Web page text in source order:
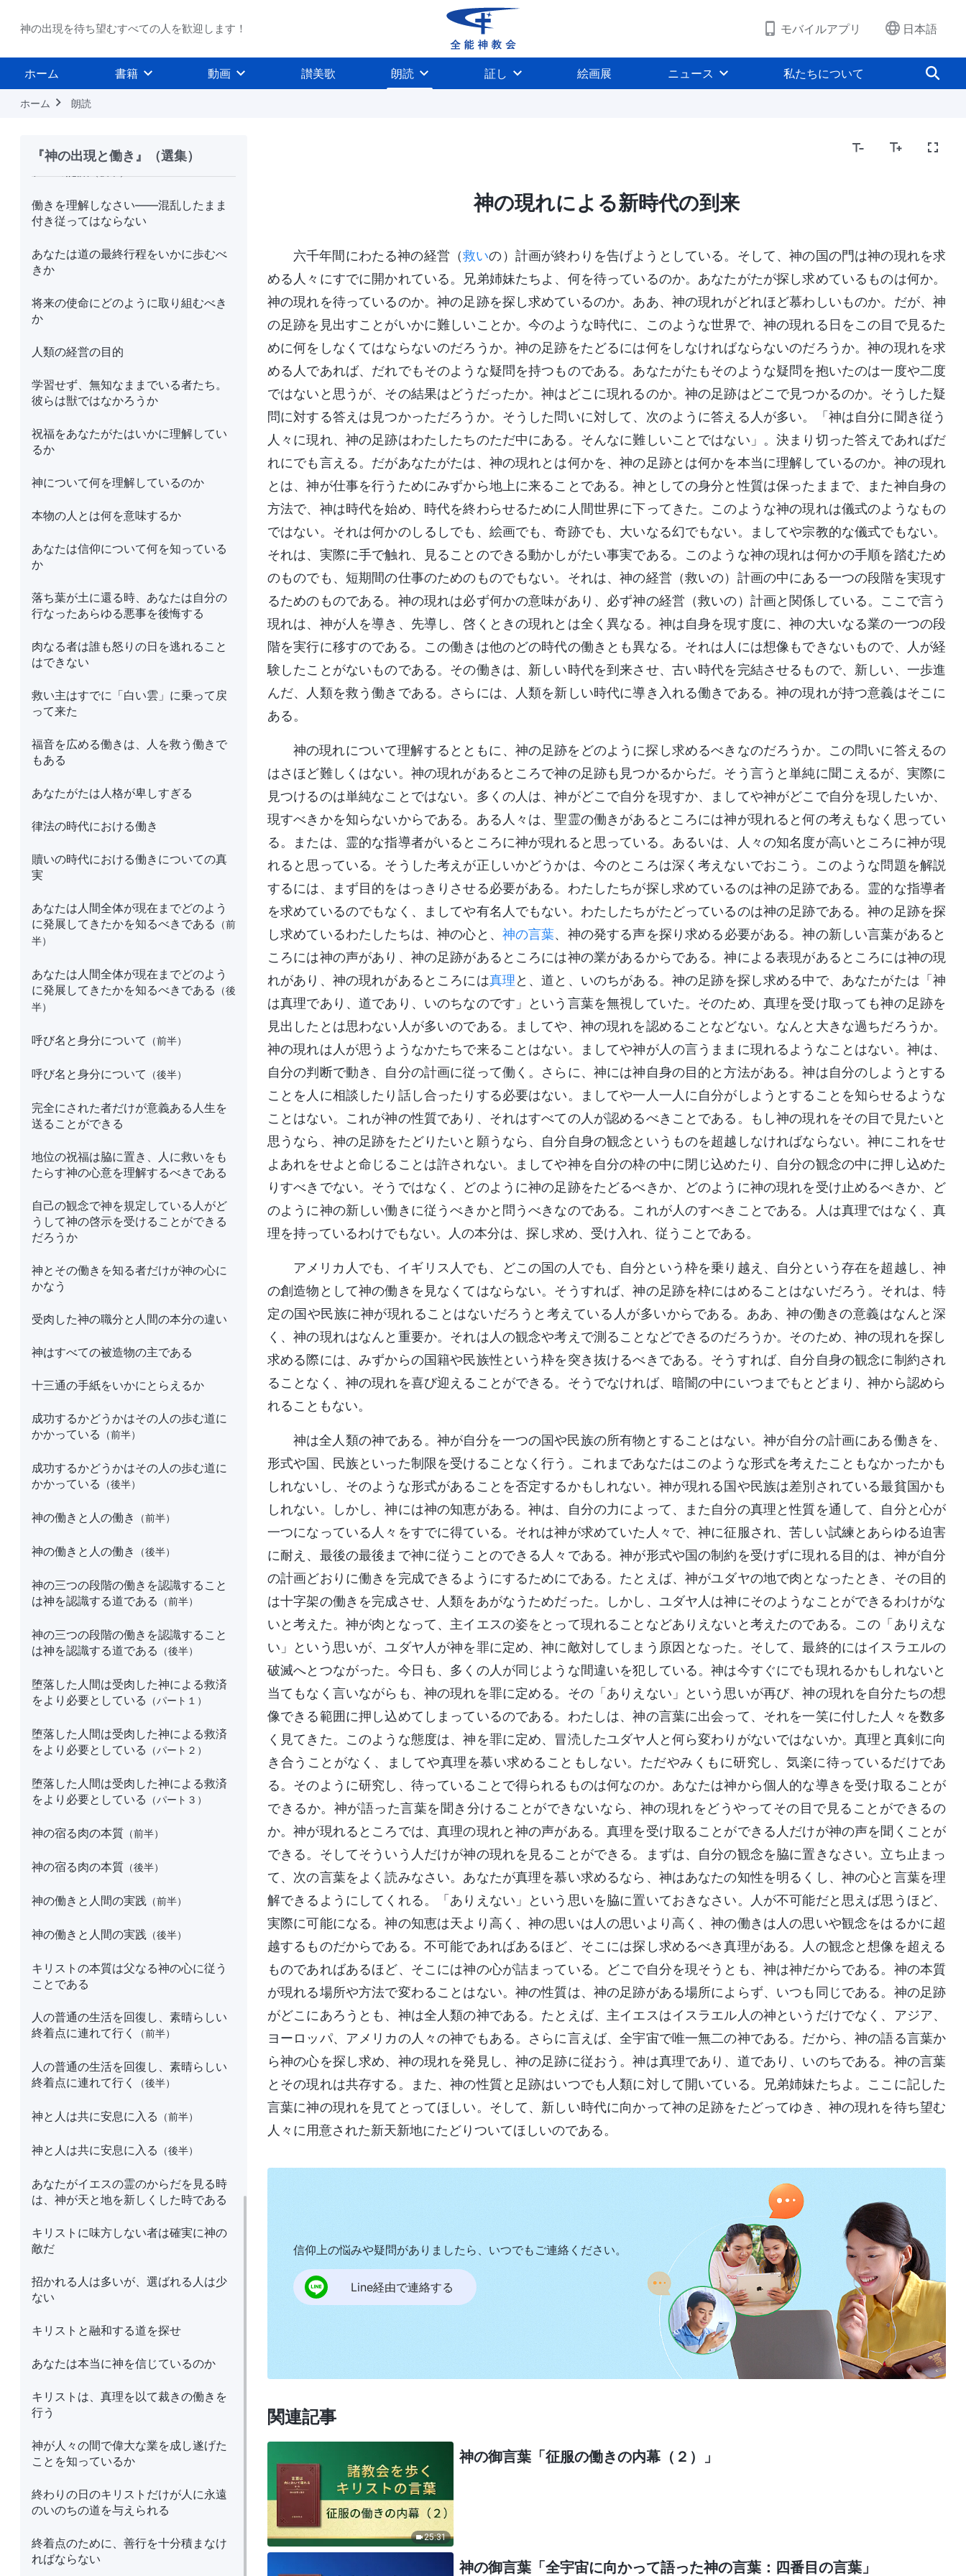
神の出現を待ち望むすべての人を歓迎します！ モバイルアプリ 日本語
ホーム 書籍 動画 讃美歌 朗読 証し 絵画展 ニュース 私たちについて
ホーム 朗読
『神の出現と働き』（選集）
イスラエルの民のように神に仕える
ペテロの経験──刑罰と裁きに関するペ
ペテロの経験──刑罰と裁きに関するペ
働きを理解しなさい――混乱したまま
付き従ってはならない
あなたは道の最終行程をいかに歩むべ
きか
将来の使命にどのように取り組むべき
か
人類の経営の目的
学習せず、無知なままでいる者たち。
彼らは獣ではなかろうか
祝福をあなたがたはいかに理解してい
るか
神について何を理解しているのか
本物の人とは何を意味するか
あなたは信仰について何を知っている
か
落ち葉が土に還る時、あなたは自分の
行なったあらゆる悪事を後悔する
肉なる者は誰も怒りの日を逃れること
はできない
救い主はすでに「白い雲」に乗って戻
って来た
福音を広める働きは、人を救う働きで
もある
あなたがたは人格が卑しすぎる
律法の時代における働き
贖いの時代における働きについての真
実
あなたは人間全体が現在までどのよう
に発展してきたかを知るべきである
（前
半）
あなたは人間全体が現在までどのよう
に発展してきたかを知るべきである
（後
半）
呼び名と身分について （前半）
呼び名と身分について （後半）
完全にされた者だけが意義ある人生を
送ることができる
地位の祝福は脇に置き、人に救いをも
たらす神の心意を理解するべきである
自己の観念で神を規定している人がど
うして神の啓示を受けることができる
だろうか
神とその働きを知る者だけが神の心に
かなう
受肉した神の職分と人間の本分の違い
神はすべての被造物の主である
十三通の手紙をいかにとらえるか
成功するかどうかはその人の歩む道に
かかっている
（前半）
成功するかどうかはその人の歩む道に
かかっている
（後半）
神の働きと人の働き （前半）
神の働きと人の働き （後半）
神の三つの段階の働きを認識すること
は神を認識する道である
（前半）
神の三つの段階の働きを認識すること
は神を認識する道である
（後半）
堕落した人間は受肉した神による救済
をより必要としている
（パート１）
堕落した人間は受肉した神による救済
をより必要としている
（パート２）
堕落した人間は受肉した神による救済
をより必要としている
（パート３）
神の宿る肉の本質 （前半）
神の宿る肉の本質 （後半）
神の働きと人間の実践 （前半）
神の働きと人間の実践 （後半）
キリストの本質は父なる神の心に従う
ことである
人の普通の生活を回復し、素晴らしい
終着点に連れて行く
（前半）
人の普通の生活を回復し、素晴らしい
終着点に連れて行く
（後半）
神と人は共に安息に入る （前半）
神と人は共に安息に入る （後半）
あなたがイエスの霊のからだを見る時
は、神が天と地を新しくした時である
キリストに味方しない者は確実に神の
敵だ
招かれる人は多いが、選ばれる人は少
ない
キリストと融和する道を探せ
あなたは本当に神を信じているのか
キリストは、真理を以て裁きの働きを
行う
神が人々の間で偉大な業を成し遂げた
ことを知っているか
終わりの日のキリストだけが人に永遠
のいのちの道を与えられる
終着点のために、善行を十分積まなけ
ればならない
神の現れによる新時代の到来
六千年間にわたる神の経営（救いの）計画が終わりを告げようとしている。そして、神の国の門は神の現れを求
める人々にすでに開かれている。兄弟姉妹たちよ、何を待っているのか。あなたがたが探し求めているものは何か。
神の現れを待っているのか。神の足跡を探し求めているのか。ああ、神の現れがどれほど慕わしいものか。だが、神
の足跡を見出すことがいかに難しいことか。今のような時代に、このような世界で、神の現れる日をこの目で見るた
めに何をしなくてはならないのだろうか。神の足跡をたどるには何をしなければならないのだろうか。神の現れを求
める人であれば、だれでもそのような疑問を持つものである。あなたがたもそのような疑問を抱いたのは一度や二度
ではないと思うが、その結果はどうだったか。神はどこに現れるのか。神の足跡はどこで見つかるのか。そうした疑
問に対する答えは見つかっただろうか。そうした問いに対して、次のように答える人が多い。「神は自分に聞き従う
人々に現れ、神の足跡はわたしたちのただ中にある。そんなに難しいことではない」。決まり切った答えであればだ
れにでも言える。だがあなたがたは、神の現れとは何かを、神の足跡とは何かを本当に理解しているのか。神の現れ
とは、神が仕事を行うためにみずから地上に来ることである。神としての身分と性質は保ったままで、また神自身の
方法で、神は時代を始め、時代を終わらせるために人間世界に下ってきた。このような神の現れは儀式のようなもの
ではない。それは何かのしるしでも、絵画でも、奇跡でも、大いなる幻でもない。ましてや宗教的な儀式でもない。
それは、実際に手で触れ、見ることのできる動かしがたい事実である。このような神の現れは何かの手順を踏むため
のものでも、短期間の仕事のためのものでもない。それは、神の経営（救いの）計画の中にある一つの段階を実現す
るためのものである。神の現れは必ず何かの意味があり、必ず神の経営（救いの）計画と関係している。ここで言う
現れは、神が人を導き、先導し、啓くときの現れとは全く異なる。神は自身を現す度に、神の大いなる業の一つの段
階を実行に移すのである。この働きは他のどの時代の働きとも異なる。それは人には想像もできないもので、人が経
験したことがないものである。その働きは、新しい時代を到来させ、古い時代を完結させるもので、新しい、一歩進
んだ、人類を救う働きである。さらには、人類を新しい時代に導き入れる働きである。神の現れが持つ意義はそこに
ある。
神の現れについて理解するとともに、神の足跡をどのように探し求めるべきなのだろうか。この問いに答えるの
はさほど難しくはない。神の現れがあるところで神の足跡も見つかるからだ。そう言うと単純に聞こえるが、実際に
見つけるのは単純なことではない。多くの人は、神がどこで自分を現すか、ましてや神がどこで自分を現したいか、
現すべきかを知らないからである。ある人々は、聖霊の働きがあるところには神が現れると何の考えもなく思ってい
る。または、霊的な指導者がいるところに神が現れると思っている。あるいは、人々の知名度が高いところに神が現
れると思っている。そうした考えが正しいかどうかは、今のところは深く考えないでおこう。このような問題を解説
するには、まず目的をはっきりさせる必要がある。わたしたちが探し求めているのは神の足跡である。霊的な指導者
を求めているのでもなく、ましてや有名人でもない。わたしたちがたどっているのは神の足跡である。神の足跡を探
し求めているわたしたちは、神の心と、 神の言葉、神の発する声を探り求める必要がある。神の新しい言葉があると
ころには神の声があり、神の足跡があるところには神の業があるからである。神による表現があるところには神の現
れがあり、神の現れがあるところには真理と、道と、いのちがある。神の足跡を探し求める中で、あなたがたは「神
は真理であり、道であり、いのちなのです」という言葉を無視していた。そのため、真理を受け取っても神の足跡を
見出したとは思わない人が多いのである。ましてや、神の現れを認めることなどない。なんと大きな過ちだろうか。
神の現れは人が思うようなかたちで来ることはない。ましてや神が人の言うままに現れるようなことはない。神は、
自分の判断で動き、自分の計画に従って働く。さらに、神には神自身の目的と方法がある。神は自分のしようとする
ことを人に相談したり話し合ったりする必要はない。ましてや一人一人に自分がしようとすることを知らせるような
ことはない。これが神の性質であり、それはすべての人が認めるべきことである。もし神の現れをその目で見たいと
思うなら、神の足跡をたどりたいと願うなら、自分自身の観念というものを超越しなければならない。神にこれをせ
よあれをせよと命じることは許されない。ましてや神を自分の枠の中に閉じ込めたり、自分の観念の中に押し込めた
りすべきでない。そうではなく、どのように神の足跡をたどるべきか、どのように神の現れを受け止めるべきか、ど
のように神の新しい働きに従うべきかと問うべきなのである。これが人のすべきことである。人は真理ではなく、真
理を持っているわけでもない。人の本分は、探し求め、受け入れ、従うことである。
アメリカ人でも、イギリス人でも、どこの国の人でも、自分という枠を乗り越え、自分という存在を超越し、神
の創造物として神の働きを見なくてはならない。そうすれば、神の足跡を枠にはめることはないだろう。それは、特
定の国や民族に神が現れることはないだろうと考えている人が多いからである。ああ、神の働きの意義はなんと深
く、神の現れはなんと重要か。それは人の観念や考えで測ることなどできるのだろうか。そのため、神の現れを探し
求める際には、みずからの国籍や民族性という枠を突き抜けるべきである。そうすれば、自分自身の観念に制約され
ることなく、神の現れを喜び迎えることができる。そうでなければ、暗闇の中にいつまでもとどまり、神から認めら
れることもない。
神は全人類の神である。神が自分を一つの国や民族の所有物とすることはない。神が自分の計画にある働きを、
形式や国、民族といった制限を受けることなく行う。これまであなたはこのような形式を考えたこともなかったかも
しれないし、そのような形式があることを否定するかもしれない。神が現れる国や民族は差別されている最貧国かも
しれない。しかし、神には神の知恵がある。神は、自分の力によって、また自分の真理と性質を通して、自分と心が
一つになっている人々をすでに得ている。それは神が求めていた人々で、神に征服され、苦しい試練とあらゆる迫害
に耐え、最後の最後まで神に従うことのできる人々である。神が形式や国の制約を受けずに現れる目的は、神が自分
の計画どおりに働きを完成できるようにするためにである。たとえば、神がユダヤの地で肉となったとき、その目的
は十字架の働きを完成させ、人類をあがなうためだった。しかし、ユダヤ人は神にそのようなことができるわけがな
いと考えた。神が肉となって、主イエスの姿をとって現れることなどありえないと考えたのである。この「ありえな
い」という思いが、ユダヤ人が神を罪に定め、神に敵対してしまう原因となった。そして、最終的にはイスラエルの
破滅へとつながった。今日も、多くの人が同じような間違いを犯している。神は今すぐにでも現れるかもしれないと
当てもなく言いながらも、神の現れを罪に定める。その「ありえない」という思いが再び、神の現れを自分たちの想
像できる範囲に押し込めてしまっているのである。わたしは、神の言葉に出会って、それを一笑に付した人々を数多
く見てきた。このような態度は、神を罪に定め、冒涜したユダヤ人と何ら変わりがないではないか。真理と真剣に向
き合うことがなく、ましてや真理を慕い求めることもしない。ただやみくもに研究し、気楽に待っているだけであ
る。そのように研究し、待っていることで得られるものは何なのか。あなたは神から個人的な導きを受け取ることが
できるか。神が語った言葉を聞き分けることができないなら、神の現れをどうやってその目で見ることができるの
か。神が現れるところでは、真理の現れと神の声がある。真理を受け取ることができる人だけが神の声を聞くことが
できる。そしてそういう人だけが神の現れを見ることができる。まずは、自分の観念を脇に置きなさい。立ち止まっ
て、次の言葉をよく読みなさい。あなたが真理を慕い求めるなら、神はあなたの知性を明るくし、神の心と言葉を理
解できるようにしてくれる。「ありえない」という思いを脇に置いておきなさい。人が不可能だと思えば思うほど、
実際に可能になる。神の知恵は天より高く、神の思いは人の思いより高く、神の働きは人の思いや観念をはるかに超
越するものだからである。不可能であればあるほど、そこには探し求めるべき真理がある。人の観念と想像を超える
ものであればあるほど、そこには神の心が詰まっている。どこで自分を現そうとも、神は神だからである。神の本質
が現れる場所や方法で変わることはない。神の性質は、神の足跡がある場所によらず、いつも同じである。神の足跡
がどこにあろうとも、神は全人類の神である。たとえば、主イエスはイスラエル人の神というだけでなく、アジア、
ヨーロッパ、アメリカの人々の神でもある。さらに言えば、全宇宙で唯一無二の神である。だから、神の語る言葉か
ら神の心を探し求め、神の現れを発見し、神の足跡に従おう。神は真理であり、道であり、いのちである。神の言葉
とその現れは共存する。また、神の性質と足跡はいつでも人類に対して開いている。兄弟姉妹たちよ。ここに記した
言葉に神の現れを見てとってほしい。そして、新しい時代に向かって神の足跡をたどってゆき、神の現れを待ち望む
人々に用意された新天新地にたどりついてほしいのである。
信仰上の悩みや疑問がありましたら、いつでもご連絡ください。
Line経由で連絡する
関連記事
25:31
神の御言葉「征服の働きの内幕（２）」
神の御言葉「全宇宙に向かって語った神の言葉：四番目の言葉」